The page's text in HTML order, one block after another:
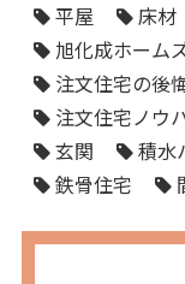
平屋
床材
旭化成ホーム
注文住宅の後
注文住宅ノウ
玄関
積水
鉄骨住宅